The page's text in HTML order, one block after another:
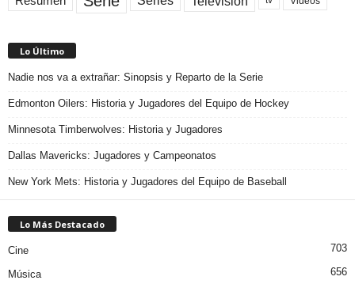
Lo Último
Nadie nos va a extrañar: Sinopsis y Reparto de la Serie
Edmonton Oilers: Historia y Jugadores del Equipo de Hockey
Minnesota Timberwolves: Historia y Jugadores
Dallas Mavericks: Jugadores y Campeonatos
New York Mets: Historia y Jugadores del Equipo de Baseball
Lo Más Destacado
Cine 703
Música 656